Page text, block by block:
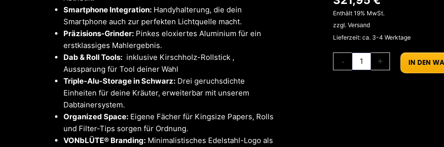
Smartphone Integration:Handyhalterung, die dein
Smartphone auch zur perfekten Lichtquelle macht.
Präzisions-Grinder:Pinkes eloxiertes Aluminium für ein
erstklassiges Mahlergebnis.
Dab & Roll Tools:inklusive Kirschholz-Rollstick ,
Aussparung für Tool deiner Wahl
Triple-Alu-Storage in Schwarz:Drei geruchsdichte
Einheiten für deine Kräuter, erweiterbar mit unserem
Dabtainersystem.
Organized Space:Eigene Fächer für Kingsize Papers, Rolls
und Filter-Tips sorgen für Ordnung.
VONbLÜTE® Branding:Minimalistisches Edelstahl-Logo als
Enthält 19% MwSt.
zzgl. Versand
Lieferzeit: ca. 3-4 Werktage
-
Premium
Menge
+ IN DEN